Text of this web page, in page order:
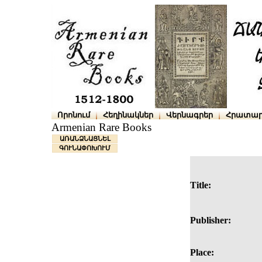
Որոնում Հեղինակներ Վերնագրեր
Armenian Rare Books
ԱՌԱՆՁՆԱՑՆԵԼ
ԳՈՒՆԱՓՈԽՈՒՄ
Title:
Publisher:
Place: